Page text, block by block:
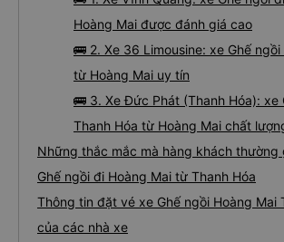
Hoàng Mai được đánh giá cao
🚌 2. Xe 36 Limousine: xe Ghế
từ Hoàng Mai uy tín
🚌 3. Xe Đức Phát (Thanh Hóa): xe
Thanh Hóa từ Hoàng Mai chất
Những thắc mắc mà hàng khách
Ghế ngồi đi Hoàng Mai từ Thanh Hóa
Thông tin đặt vé xe Ghế ngồi Hoàng Mai
của các nhà xe